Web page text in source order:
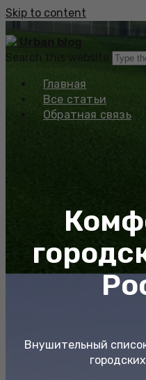
Skip to content
Urban blog
Search this website
Главная
Все статьи
Обратная связь
Внушительный